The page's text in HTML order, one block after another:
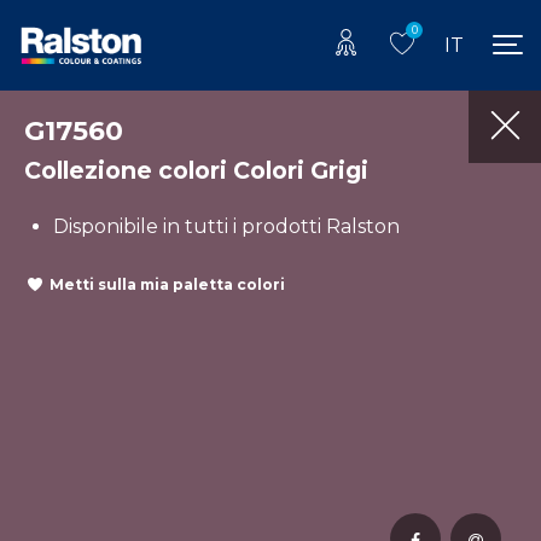
0
IT
G17560
Collezione colori Colori Grigi
Disponibile in tutti i prodotti Ralston
Metti sulla mia paletta colori